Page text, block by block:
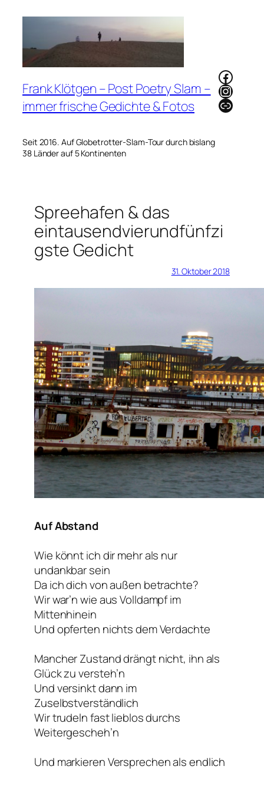
Frank Klötgen – Post Poetry Slam –
immer frische Gedichte & Fotos
Seit 2016. Auf Globetrotter-Slam-Tour durch bislang
38 Länder auf 5 Kontinenten
Link
Spreehafen & das
eintausendvierundfünfzi
gste Gedicht
31. Oktober 2018
Auf Abstand
Wie könnt ich dir mehr als nur
undankbar sein
Da ich dich von außen betrachte?
Wir war’n wie aus Volldampf im
Mittenhinein
Und opferten nichts dem Verdachte
Mancher Zustand drängt nicht, ihn als
Glück zu versteh’n
Und versinkt dann im
Zuselbstverständlich
Wir trudeln fast lieblos durchs
Weitergescheh’n
Und markieren Versprechen als endlich